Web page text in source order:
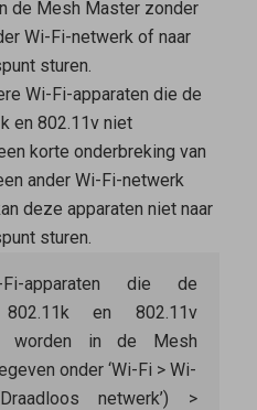
de Mesh Masterzonder
Wi-Fi-netwerk of naar
sturen.
Wi-Fi-apparaten die de
en 802.11v niet
korte onderbreking van
ander Wi-Fi-netwerk
deze apparaten niet naar
sturen.
Fi-apparaten die de
802.11k en 802.11v
worden in de Mesh
onder ‘Wi-Fi > Wi-
netwerk’) >